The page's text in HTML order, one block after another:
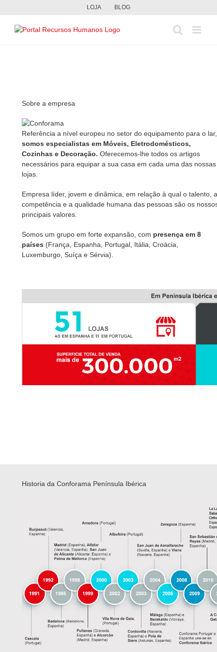
content
LOJA BLOG
Sobre a empresa
Referência a nível europeu no setor do equipamento para o lar,
somos especialistas em Móveis, Eletrodomésticos,
Cozinhas e Decoração. Oferecemos-lhe todos os artigos
necessários para equipar a sua casa em cada uma das nossas
lojas.
Empresa líder, jovem e dinâmica, em relação à qual o talento, a
competência e a qualidade humana das pessoas são os
principais valores.
Somos um grupo em forte expansão, com presença em 8
países (França, Espanha, Portugal, Itália, Croácia,
Luxemburgo, Suíça e Sérvia).
Historia da Conforama Península Ibérica